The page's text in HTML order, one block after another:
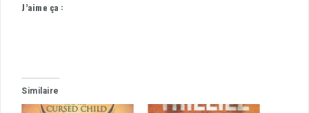
J’aime ça :
Similaire